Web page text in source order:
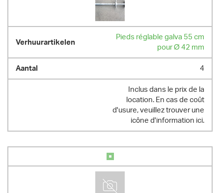
Pieds réglable galva 55 cm
pour Ø 42 mm
4
Inclus dans le prix de la
location. En cas de coût
d'usure, veuillez trouver une
icône d'information ici.